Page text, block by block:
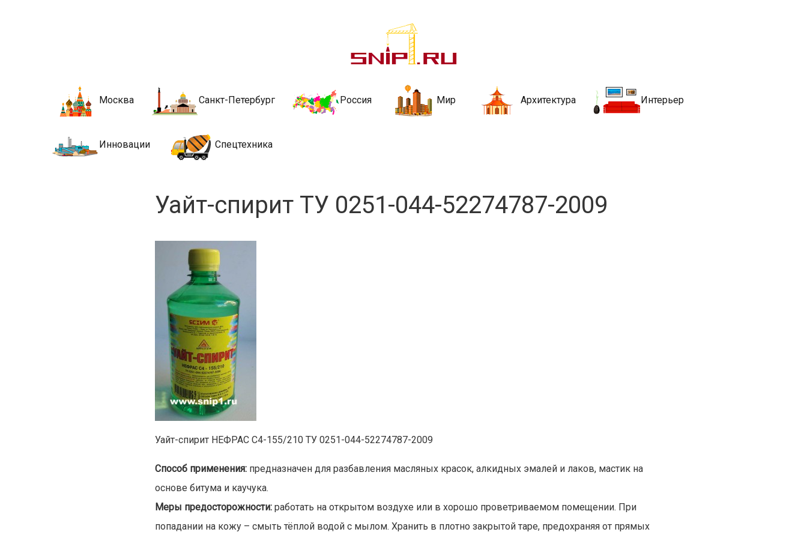
Новости строительства и недвижимости
стройкой рубрики
Москва Санкт-Петербург Россия Мир Архитектура Интерьер
Инновации Спецтехника
Уайт-спирит ТУ 0251-044-52274787-2009
Уайт-спирит НЕФРАС С4-155/210 ТУ 0251-044-52274787-2009
Способ применения:предназначен для разбавления масляных красок, алкидных эмалей и лаков, мастик на
основе битума и каучука.
Меры предосторожности:работать на открытом воздухе или в хорошо проветриваемом помещении. При
попадании на кожу – смыть тёплой водой с мылом. Хранить в плотно закрытой таре, предохраняя от прямых